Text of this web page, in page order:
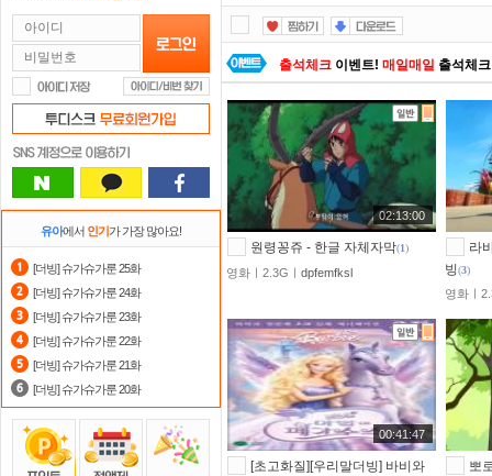
유아에서 인기가 가장 많아요!
[더빙] 슈가슈가룬 25화
[더빙] 슈가슈가룬 24화
[더빙] 슈가슈가룬 23화
[더빙] 슈가슈가룬 22화
[더빙] 슈가슈가룬 21화
[더빙] 슈가슈가룬 20화
출석체크 이벤트! 매일매일 출석체
정액제할인쿠폰 사용방법안내
숨어있는 카드 마일리지 조회하고
스마트TV로 투디스크 영화,드라마,
댓글만 잘써도무료 포인트를 드립
으로 가족과 함께 투
안내
요즘 뭐가 재밌지? 고민되면 눌러봐!
02:13:00
원령꽁쥬 - 한글 자체자막(1)
영화ㅣ2.3Gㅣdpfemfksl
라
빙(3)
영화ㅣ
00:41:47
[초고화질][우리말더빙] 바비와
뽀